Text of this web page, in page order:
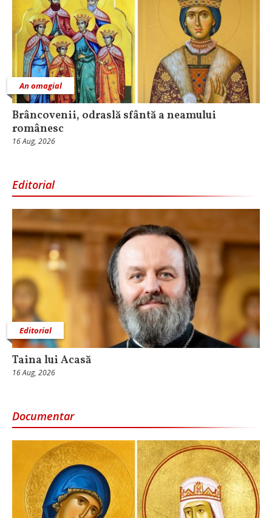
An omagial
Brâncovenii, odraslă sfântă a neamului
românesc
16 Aug, 2026
Editorial
Editorial
Taina lui Acasă
16 Aug, 2026
Documentar